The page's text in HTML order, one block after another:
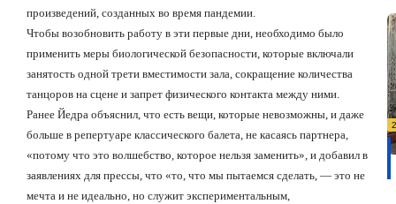
произведений, созданных во время пандемии.
Чтобы возобновить работу в эти первые дни, необходимо было
применить меры биологической безопасности, которые включали
занятость одной трети вместимости зала, сокращение количества
танцоров на сцене и запрет физического контакта между ними.
Ранее Йедра объяснил, что есть вещи, которые невозможны, и даже
больше в репертуаре классического балета, не касаясь партнера,
«потому что это волшебство, которое нельзя заменить», и добавил в
заявлениях для прессы, что «то, что мы пытаемся сделать, — это не
мечта и не идеально, но служит экспериментальным,